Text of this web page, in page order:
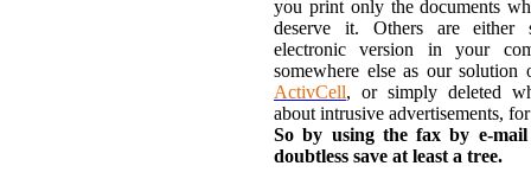
you print only the documents
deserve it. Others are either
electronic version in your
somewhere else as our solution
ActivCell, or simply deleted
about intrusive advertisements,
So by using the fax by e-
doubtless save at least a tree.